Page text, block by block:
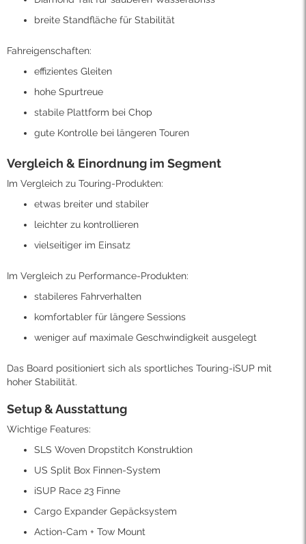
breite Standfläche für Stabilität
Fahreigenschaften:
effizientes Gleiten
hohe Spurtreue
stabile Plattform bei Chop
gute Kontrolle bei längeren Touren
Vergleich & Einordnung im Segment
Im Vergleich zu Touring-Produkten:
etwas breiter und stabiler
leichter zu kontrollieren
vielseitiger im Einsatz
Im Vergleich zu Performance-Produkten:
stabileres Fahrverhalten
komfortabler für längere Sessions
weniger auf maximale Geschwindigkeit ausgelegt
Das Board positioniert sich als sportliches Touring-iSUP mit
hoher Stabilität.
Setup & Ausstattung
Wichtige Features:
SLS Woven Dropstitch Konstruktion
US Split Box Finnen-System
iSUP Race 23 Finne
Cargo Expander Gepäcksystem
Action-Cam + Tow Mount